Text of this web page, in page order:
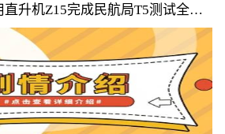
升机Z15完成民航局T5测试全部